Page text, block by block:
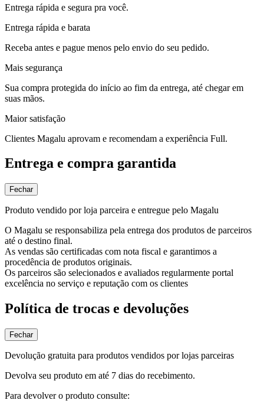
Entrega rápida e segura pra você.
Entrega rápida e barata
Receba antes e pague menos pelo envio do seu pedido.
Mais segurança
Sua compra protegida do início ao fim da entrega, até chegar em
suas mãos.
Maior satisfação
Clientes Magalu aprovam e recomendam a experiência Full.
Entrega e compra garantida
Fechar
Produto vendido por loja parceira e entregue pelo Magalu
O Magalu se responsabiliza pela entrega dos produtos de parceiros
até o destino final.
As vendas são certificadas com nota fiscal e garantimos a
procedência de produtos originais.
Os parceiros são selecionados e avaliados regularmente portal
excelência no serviço e reputação com os clientes
Política de trocas e devoluções
Fechar
Devolução gratuita para produtos vendidos por lojas parceiras
Devolva seu produto em até 7 dias do recebimento.
Para devolver o produto consulte: